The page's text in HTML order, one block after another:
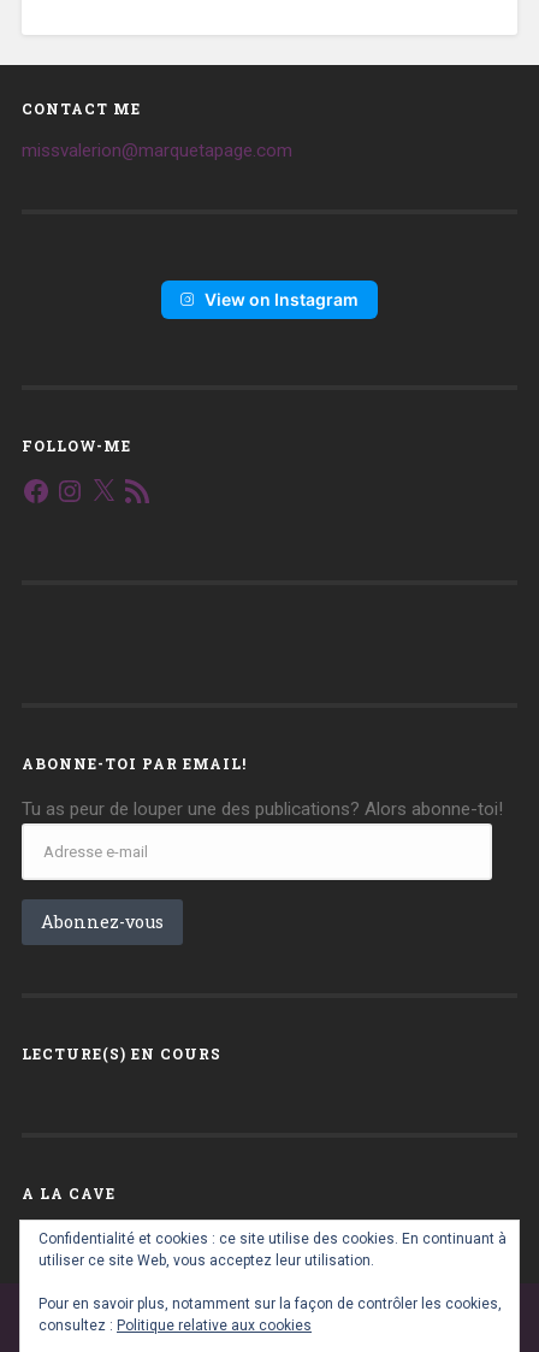
CONTACT ME
missvalerion@marquetapage.com
View on Instagram
FOLLOW-ME
Facebook
Instagram
X
Flux
RSS
ABONNE-TOI PAR EMAIL!
Tu as peur de louper une des publications? Alors abonne-toi!
Adresse
Abonnez-vous
LECTURE(S) EN COURS
A LA CAVE
cave
FIÈREMENT PROPULSÉ PAR WORDPRESS
Confidentialité et cookies : ce site utilise des cookies. En continuant à
utiliser ce site Web, vous acceptez leur utilisation.
Pour en savoir plus, notamment sur la façon de contrôler les cookies,
consultez : Politique relative aux cookies